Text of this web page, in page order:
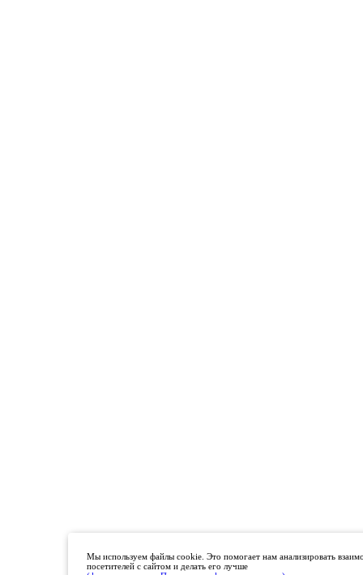
Мы используем файлы cookie. Это помогает нам анализировать
посетителей с сайтом и делать его лучше